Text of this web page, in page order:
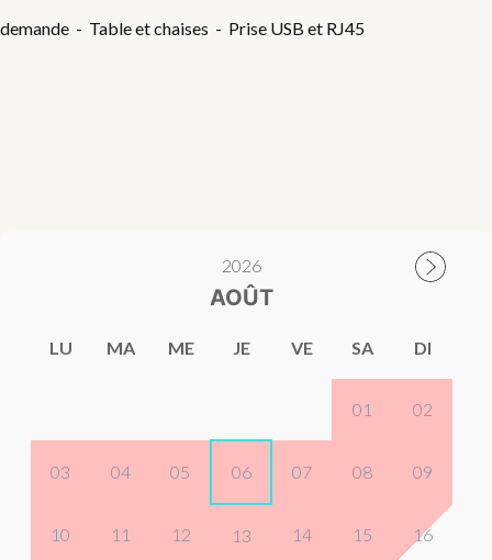
demande - Table et chaises - Prise USB et RJ45
2026
AOÛT
LU MA ME JE VE SA DI
01 02
03 04 05 06 07 08 09
10 11 12 13 14 15 16